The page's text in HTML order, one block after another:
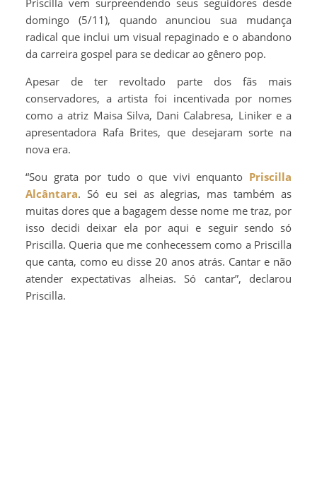
domingo (5/11), quando anunciou sua mudança
radical que inclui um visual repaginado e o abandono
da carreira gospel para se dedicar ao gênero pop.
Apesar de ter revoltado parte dos fãs mais
conservadores, a artista foi incentivada por nomes
como a atriz Maisa Silva, Dani Calabresa, Liniker e a
apresentadora Rafa Brites, que desejaram sorte na
nova era.
“Sou grata por tudo o que vivi enquanto Priscilla
Alcântara. Só eu sei as alegrias, mas também as
muitas dores que a bagagem desse nome me traz, por
isso decidi deixar ela por aqui e seguir sendo só
Priscilla. Queria que me conhecessem como a Priscilla
que canta, como eu disse 20 anos atrás. Cantar e não
atender expectativas alheias. Só cantar”, declarou
Priscilla.